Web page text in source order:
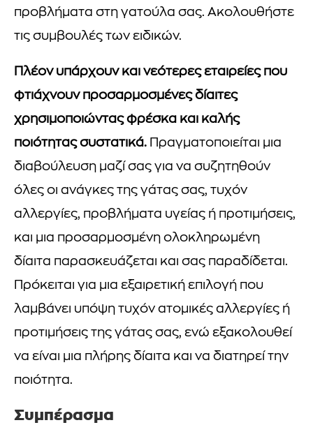
προβλήματα στη γατούλα σας. Ακολουθήστε
τις συμβουλές των ειδικών.
Πλέον υπάρχουν και νεότερες εταιρείες που
φτιάχνουν προσαρμοσμένες δίαιτες
χρησιμοποιώντας φρέσκα και καλής
ποιότητας συστατικά. Πραγματοποιείται μια
διαβούλευση μαζί σας για να συζητηθούν
όλες οι ανάγκες της γάτας σας, τυχόν
αλλεργίες, προβλήματα υγείας ή προτιμήσεις,
και μια προσαρμοσμένη ολοκληρωμένη
δίαιτα παρασκευάζεται και σας παραδίδεται.
Πρόκειται για μια εξαιρετική επιλογή που
λαμβάνει υπόψη τυχόν ατομικές αλλεργίες ή
προτιμήσεις της γάτας σας, ενώ εξακολουθεί
να είναι μια πλήρης δίαιτα και να διατηρεί την
ποιότητα.
Συμπέρασμα